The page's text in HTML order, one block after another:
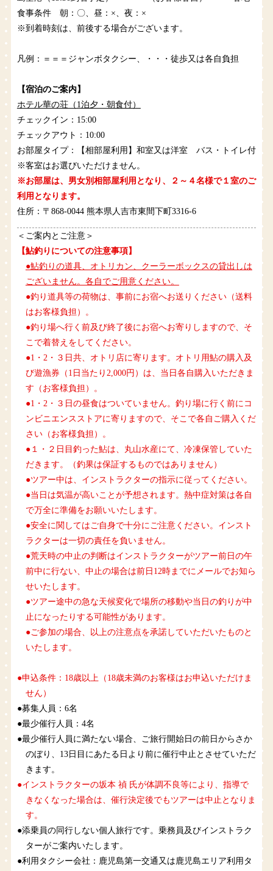
食事条件 朝：〇、昼：×、夜：×
※到着時刻は、前後する場合がございます。
凡例：＝＝＝ジャンボタクシー、・・・徒歩又は各自負担
【宿泊のご案内】
ホテル華の荘（1泊夕・朝食付）
チェックイン：15:00
チェックアウト：10:00
お部屋タイプ：【相部屋利用】和室又は洋室 バス・トイレ付
※客室はお選びいただけません。
※お部屋は、男女別相部屋利用となり、２～４名様で１室のご
利用となります。
住所：〒868-0044 熊本県人吉市東間下町3316-6
＜ご案内とご注意＞
【鮎釣りについての注意事項】
●鮎釣りの道具、オトリカン、クーラーボックスの貸出しは
ございません。各自でご用意ください。
●釣り道具等の荷物は、事前にお宿へお送りください（送料
はお客様負担）。
●釣り場へ行く前及び終了後にお宿へお寄りしますので、そ
こで着替えをしてください。
●1・2・３日共、オトリ店に寄ります。オトリ用鮎の購入及
び遊漁券（1日当たり2,000円）は、当日各自購入いただきま
す（お客様負担）。
●1・2・３日の昼食はついていません。釣り場に行く前にコ
ンビニエンスストアに寄りますので、そこで各自ご購入くだ
さい（お客様負担）。
●１・２日目釣った鮎は、丸山水産にて、冷凍保管していた
だきます。（釣果は保証するものではありません）
●ツアー中は、インストラクターの指示に従ってください。
●当日は気温が高いことが予想されます。熱中症対策は各自
で万全に準備をお願いいたします。
●安全に関してはご自身で十分にご注意ください。インスト
ラクターは一切の責任を負いません。
●荒天時の中止の判断はインストラクターがツアー前日の午
前中に行ない、中止の場合は前日12時までにメールでお知ら
せいたします。
●ツアー途中の急な天候変化で場所の移動や当日の釣りが中
止になったりする可能性があります。
●ご参加の場合、以上の注意点を承諾していただいたものと
いたします。
●申込条件：18歳以上（18歳未満のお客様はお申込いただけま
せん）
●募集人員：6名
●最少催行人員：4名
●最少催行人員に満たない場合、ご旅行開始日の前日からさか
のぼり、13日目にあたる日より前に催行中止とさせていただ
きます。
●インストラクターの坂本 禎 氏が体調不良等により、指導で
きなくなった場合は、催行決定後でもツアーは中止となりま
す。
●添乗員の同行しない個人旅行です。乗務員及びインストラク
ターがご案内いたします。
●利用タクシー会社：鹿児島第一交通又は鹿児島エリア利用タ